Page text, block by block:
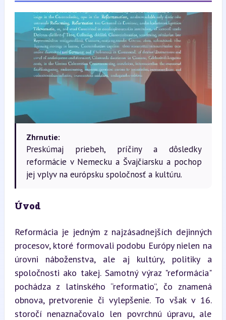
Zhrnutie:
Preskúmaj priebeh, príčiny a dôsledky
reformácie v Nemecku a Švajčiarsku a pochop
jej vplyv na európsku spoločnosť a kultúru.
Úvod
Reformácia je jedným z najzásadnejších dejinných
procesov, ktoré formovali podobu Európy nielen na
úrovni náboženstva, ale aj kultúry, politiky a
spoločnosti ako takej. Samotný výraz "reformácia"
pochádza z latinského “reformatio”, čo znamená
obnova, pretvorenie či vylepšenie. To však v 16.
storočí nenaznačovalo len povrchnú úpravu, ale